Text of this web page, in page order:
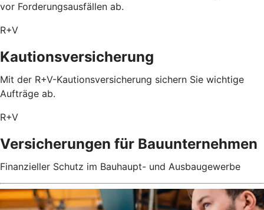
vor Forderungsausfällen ab.
R+V
Kautionsversicherung
Mit der R+V-Kautionsversicherung sichern Sie wichtige
Aufträge ab.
R+V
Versicherungen für Bauunternehmen
Finanzieller Schutz im Bauhaupt- und Ausbaugewerbe